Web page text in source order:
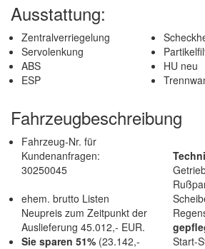
Ausstattung:
Zentralverriegelung
Servolenkung
ABS
ESP
HU neu
Fahrzeugbeschreibung
Fahrzeug-Nr. für
Kundenanfragen:
30250045
ehem. brutto Listen
Neupreis zum Zeitpunkt der
Auslieferung 45.012,- EUR.
Sie sparen 51% (23.142,-
Start-